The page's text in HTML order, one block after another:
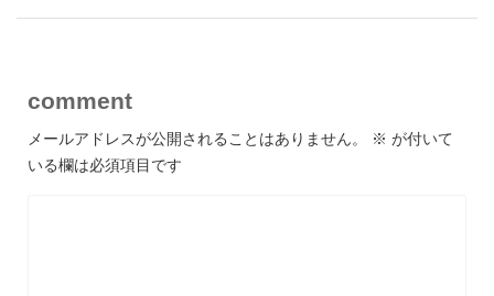
comment
メールアドレスが公開されることはありません。 ※ が付いて
いる欄は必須項目です